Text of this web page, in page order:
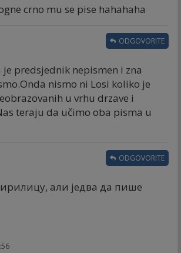
crno mu se pise hahahaha
je predsjednik nepismen i zna
nismo ni Losi koliko je
u vrhu drzave i
teraju da učimo oba pisma u
ODGOVORITE
али једва да пише
ODGOVORITE